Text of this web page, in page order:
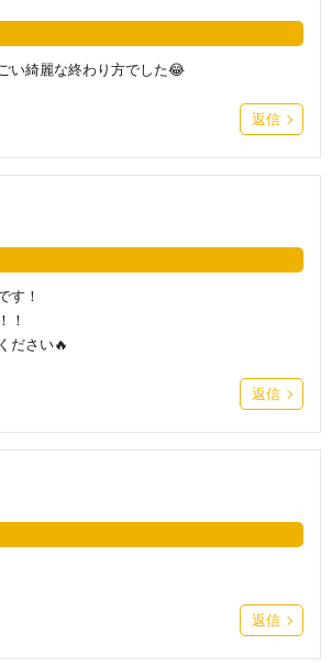
い綺麗な終わり方でした😂
返信
す！
！
ださい🔥
返信
返信